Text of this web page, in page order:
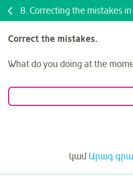
8. Correcting the mistakes
Correct the mistakes.
What do you doing at the
կամԱրագ